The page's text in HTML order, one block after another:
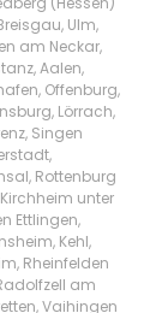
Ulm,
am Neckar,
Aalen,
Offenburg,
Lörrach,
Singen
Rottenburg
unter
Ettlingen,
Kehl,
Rheinfelden
am
Vaihingen